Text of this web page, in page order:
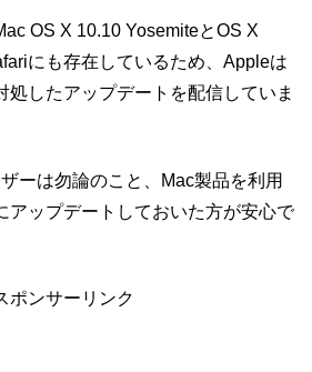
OS X 10.10 YosemiteとOS X
にも存在しているため、Appleは
処したアップデートを配信していま
ーは勿論のこと、Mac製品を利用
アップデートしておいた方が安心で
ポンサーリンク